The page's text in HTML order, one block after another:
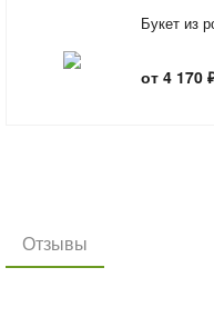
Букет из
от 4 170
Отзывы